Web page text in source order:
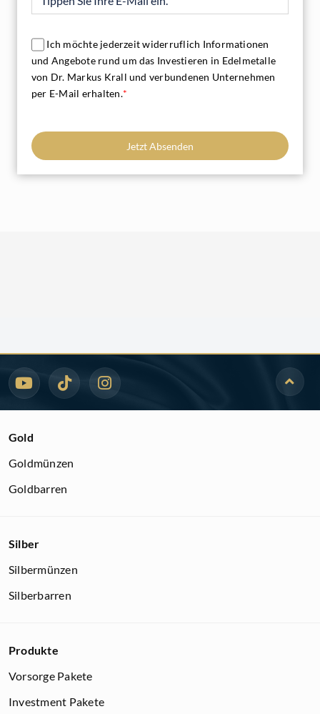
Ich möchte jederzeit widerruflich Informationen
und Angebote rund um das Investieren in Edelmetalle
von Dr. Markus Krall und verbundenen Unternehmen
per E-Mail erhalten.*
Jetzt Absenden
Gold
Goldmünzen
Goldbarren
Silber
Silbermünzen
Silberbarren
Produkte
Vorsorge Pakete
Investment Pakete